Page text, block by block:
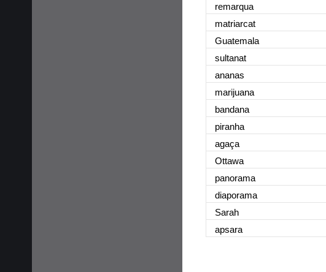
remarqua
matriarcat
Guatemala
sultanat
ananas
marijuana
bandana
piranha
agaça
Ottawa
panorama
diaporama
Sarah
apsara